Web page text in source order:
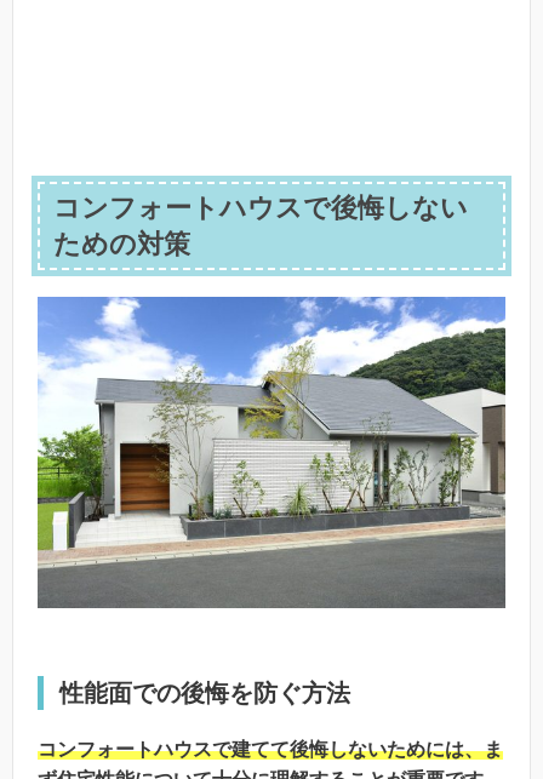
コンフォートハウスで後悔しない
ための対策
性能面での後悔を防ぐ方法
コンフォートハウスで建てて後悔しないためには、ま